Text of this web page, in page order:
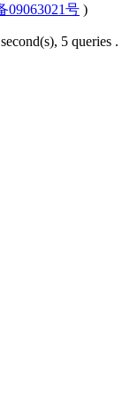
09063021号 )
5 queries .